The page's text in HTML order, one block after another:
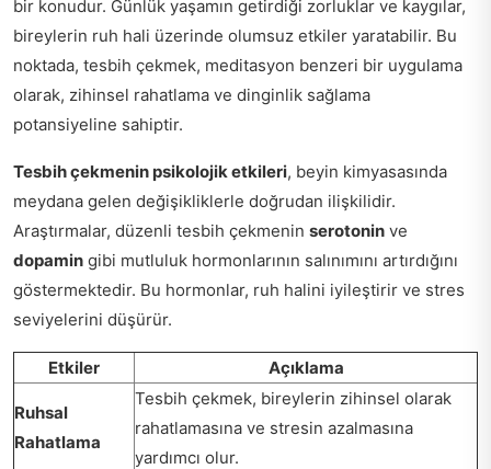
bir konudur. Günlük yaşamın getirdiği zorluklar ve kaygılar,
bireylerin ruh hali üzerinde olumsuz etkiler yaratabilir. Bu
noktada, tesbih çekmek, meditasyon benzeri bir uygulama
olarak, zihinsel rahatlama ve dinginlik sağlama
potansiyeline sahiptir.
Tesbih çekmenin psikolojik etkileri, beyin kimyasasında
meydana gelen değişikliklerle doğrudan ilişkilidir.
Araştırmalar, düzenli tesbih çekmenin serotonin ve
dopamin gibi mutluluk hormonlarının salınımını artırdığını
göstermektedir. Bu hormonlar, ruh halini iyileştirir ve stres
seviyelerini düşürür.
Etkiler Açıklama
Ruhsal
Rahatlama
Tesbih çekmek, bireylerin zihinsel olarak
rahatlamasına ve stresin azalmasına
yardımcı olur.